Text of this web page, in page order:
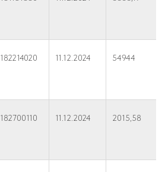
182214020 11.12.2024 54944
182700110 11.12.2024 2015,58